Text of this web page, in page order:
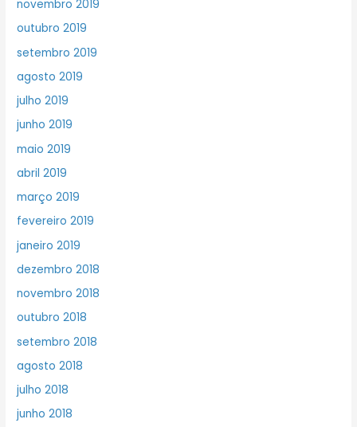
novembro 2019
outubro 2019
setembro 2019
agosto 2019
julho 2019
junho 2019
maio 2019
abril 2019
março 2019
fevereiro 2019
janeiro 2019
dezembro 2018
novembro 2018
outubro 2018
setembro 2018
agosto 2018
julho 2018
junho 2018